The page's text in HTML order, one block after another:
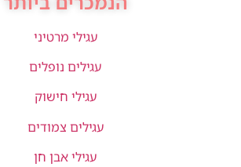
עגילי מרטיני
עגילים נופלים
עגילי חישוק
עגילים צמודים
עגילי אבן חן